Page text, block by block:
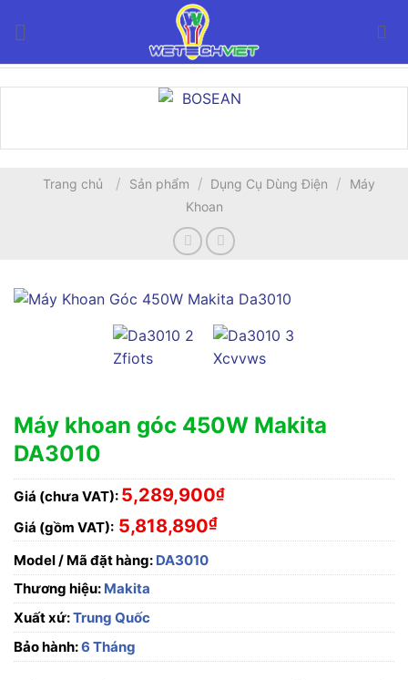
Trang chủ / Sản phẩm / Dụng Cụ Dùng Điện /
Máy
Khoan
Máy khoan góc 450W Makita
DA3010
Giá (chưa VAT): 5,289,900₫
Giá (gồm VAT): 5,818,890₫
Model / Mã đặt hàng: DA3010
Thương hiệu: Makita
Xuất xứ:Trung Quốc
Bảo hành:6 Tháng